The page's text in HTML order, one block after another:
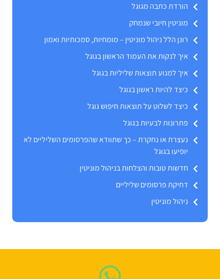
הורדת כתבה מגוגל
מוניטין חיובי שנמחק
רונן הלל ניהול מוניטין – מומחיות, סמכותיות ואמון
איך לנקות את העמוד הראשון בגוגל
איך למנוע תוצאות שליליות בגוגל
כיצד להיות ראשון בגוגל
כיצד לשלוט על תוצאות חיפוש גוגל
פתרונות לבעיות בגוגל
נעצרת או נחקרת – כך שתוודא שהפרסומים השליליים לא
יופיעו בגוגל
חדשות טובות והצלחות בניהול מוניטין
דחיקת פרסומים שליליים
ניהול מוניטין